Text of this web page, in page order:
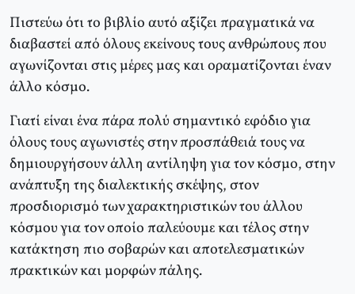
Πιστεύω ότι το βιβλίο αυτό αξίζει πραγματικά να
διαβαστεί από όλους εκείνους τους ανθρώπους που
αγωνίζονται στις μέρες μας και οραματίζονται έναν
άλλο κόσμο.
Γιατί είναι ένα πάρα πολύ σημαντικό εφόδιο για
όλους τους αγωνιστές στην προσπάθειά τους να
δημιουργήσουν άλλη αντίληψη για τον κόσμο, στην
ανάπτυξη της διαλεκτικής σκέψης, στον
προσδιορισμό των χαρακτηριστικών του άλλου
κόσμου για τον οποίο παλεύουμε και τέλος στην
κατάκτηση πιο σοβαρών και αποτελεσματικών
πρακτικών και μορφών πάλης.